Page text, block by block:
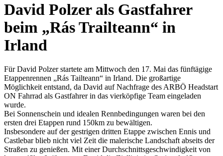
David Polzer als Gastfahrer
beim „Rás Trailteann“ in
Irland
Für David Polzer startete am Mittwoch den 17. Mai das fünftägige
Etappenrennen „Rás Tailteann“ in Irland. Die großartige
Möglichkeit entstand, da David auf Nachfrage des ARBÖ Headstart
ON Fahrrad als Gastfahrer in das vierköpfige Team eingeladen
wurde.
Bei Sonnenschein und idealen Rennbedingungen waren bei den
ersten drei Etappen rund 150km zu bewältigen.
Insbesondere auf der gestrigen dritten Etappe zwischen Ennis und
Castlebar blieb nicht viel Zeit die malerische Landschaft abseits der
Straßen zu genießen. Mit einer Durchschnittsgeschwindigkeit von